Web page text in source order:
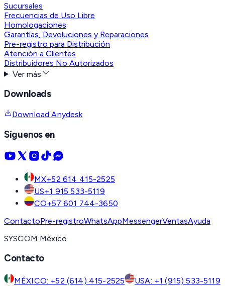
Sucursales
Frecuencias de Uso Libre
Homologaciones
Garantías, Devoluciones y Reparaciones
Pre-registro para Distribución
Atención a Clientes
Distribuidores No Autorizados
Ver más
Downloads
Download Anydesk
Síguenos en
MX+52 614 415-2525
US+1 915 533-5119
CO+57 601 744-3650
ContactoPre-registroWhatsAppMessengerVentasAyuda
SYSCOM México
Contacto
MÉXICO: +52 (614) 415-2525 USA: +1 (915) 533-5119